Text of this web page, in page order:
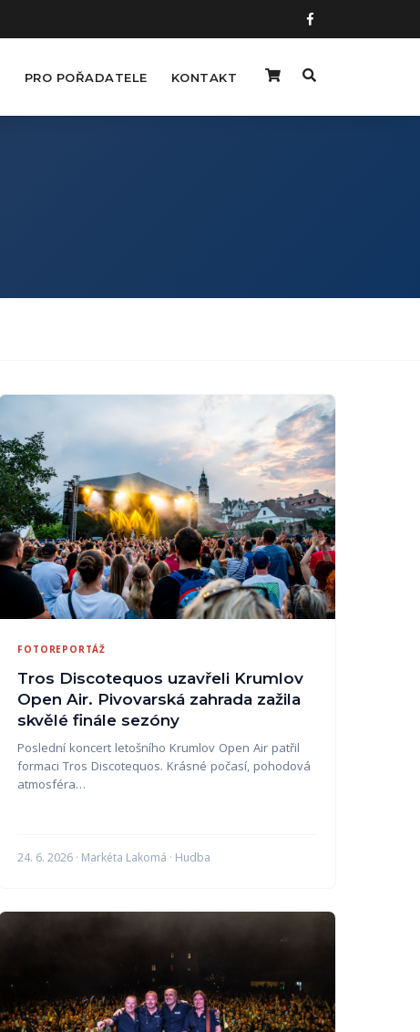
PRO POŘADATELE KONTAKT
FOTOREPORTÁŽ
Tros Discotequos uzavřeli Krumlov
Open Air. Pivovarská zahrada zažila
skvělé finále sezóny
Poslední koncert letošního Krumlov Open Air patřil
formaci Tros Discotequos. Krásné počasí, pohodová
atmosféra…
24. 6. 2026 · Markéta Lakomá · Hudba